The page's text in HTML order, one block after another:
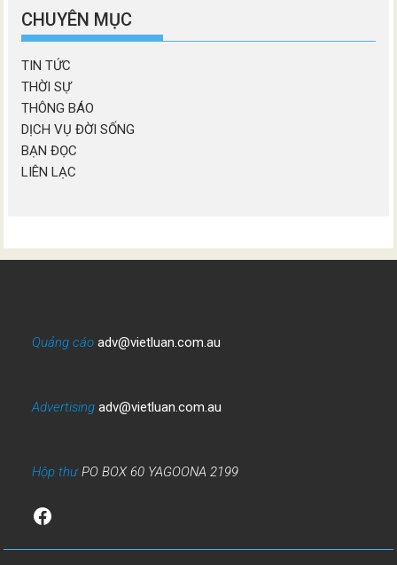
mục
CHUYÊN MỤC
TIN TỨC
THỜI SỰ
THÔNG BÁO
DỊCH VỤ ĐỜI SỐNG
BẠN ĐỌC
LIÊN LẠC
Quảng cáo adv@vietluan.com.au
Advertising adv@vietluan.com.au
Hộp thưPO BOX 60 YAGOONA 2199
Facebook